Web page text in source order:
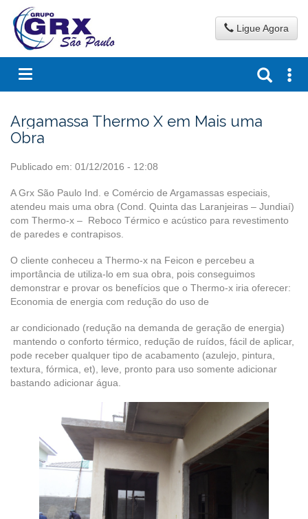
Ligue Agora
Argamassa Thermo X em Mais uma
Obra
Publicado em: 01/12/2016 - 12:08
A Grx São Paulo Ind. e Comércio de Argamassas especiais,
atendeu mais uma obra (Cond. Quinta das Laranjeiras – Jundiaí)
com Thermo-x – Reboco Térmico e acústico para revestimento
de paredes e contrapisos.
O cliente conheceu a Thermo-x na Feicon e percebeu a
importância de utiliza-lo em sua obra, pois conseguimos
demonstrar e provar os benefícios que o Thermo-x iria oferecer:
Economia de energia com redução do uso de
ar condicionado (redução na demanda de geração de energia)
mantendo o conforto térmico, redução de ruídos, fácil de aplicar,
pode receber qualquer tipo de acabamento (azulejo, pintura,
textura, fórmica, et), leve, pronto para uso somente adicionar
bastando adicionar água.